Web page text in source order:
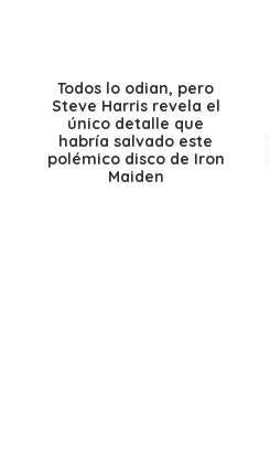
Todos lo odian, pero
Steve Harris revela el
único detalle que
habría salvado este
polémico disco de Iron
Maiden